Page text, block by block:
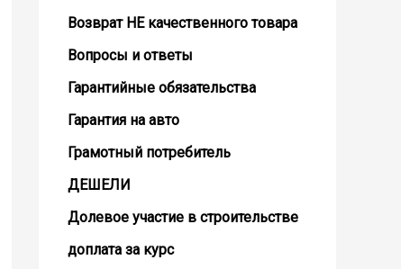
Возврат НЕ качественного товара
Вопросы и ответы
Гарантийные обязательства
Гарантия на авто
Грамотный потребитель
ДЕШЕЛИ
Долевое участие в строительстве
доплата за курс